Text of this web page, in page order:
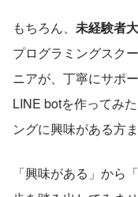
もちろん、 未経験者
プログラミングスク
ニアが、丁寧にサポ
LINE botを作ってみ
ングに興味がある方
「興味がある」から